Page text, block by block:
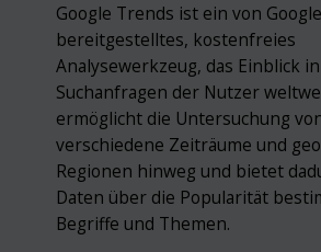
Google Trends ist ein von Google
bereitgestelltes, kostenfreies
Analysewerkzeug, das Einblick
Suchanfragen der Nutzer
ermöglicht die Untersuchung
verschiedene Zeiträume und
Regionen hinweg und bietet
Daten über die Popularität
Begriffe und Themen.